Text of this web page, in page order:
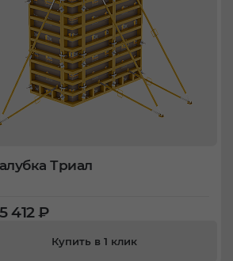
Триал
412 ₽
Купить в 1 клик